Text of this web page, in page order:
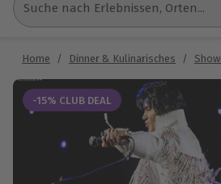
Suche nach Erlebnissen, Orten...
Home / Dinner & Kulinarisches /
-15% CLUB DEAL